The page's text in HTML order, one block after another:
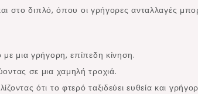
στο διπλό, όπου οι γρήγορες ανταλλαγές
μια γρήγορη, επίπεδη κίνηση.
σε μια χαμηλή τροχιά.
ότι το φτερό ταξιδεύει ευθεία και